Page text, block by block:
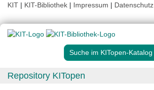
KIT | KIT-Bibliothek | Impressum | Datenschutz
Suche im KITopen-Katalog
Repository KITopen